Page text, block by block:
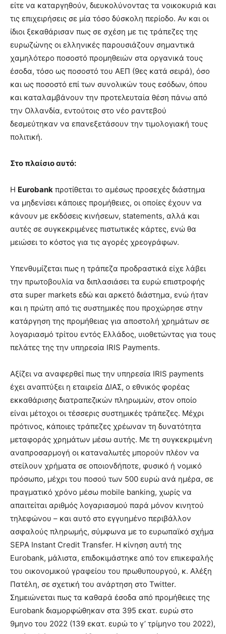
pornhun
hd
porn
είτε να καταργηθούν, διευκολύνοντας τα νοικοκυριά και
τις επιχειρήσεις σε μία τόσο δύσκολη περίοδο. Αν και οι
ίδιοι ξεκαθάρισαν πως σε σχέση με τις τράπεζες της
ευρωζώνης οι ελληνικές παρουσιάζουν σημαντικά
χαμηλότερο ποσοστό προμηθειών στα οργανικά τους
έσοδα, τόσο ως ποσοστό του ΑΕΠ (9ες κατά σειρά), όσο
και ως ποσοστό επί των συνολικών τους εσόδων, όπου
και καταλαμβάνουν την προτελευταία θέση πάνω από
την Ολλανδία, εντούτοις στο νέο ραντεβού
δεσμεύτηκαν να επανεξετάσουν την τιμολογιακή τους
πολιτική.
Στο πλαίσιο αυτό:
Η Eurobank προτίθεται το αμέσως προσεχές διάστημα
να μηδενίσει κάποιες προμήθειες, οι οποίες έχουν να
κάνουν με εκδόσεις κινήσεων, statements, αλλά και
αυτές σε συγκεκριμένες πιστωτικές κάρτες, ενώ θα
μειώσει το κόστος για τις αγορές χρεογράφων.
Υπενθυμίζεται πως η τράπεζα προδραστικά είχε λάβει
την πρωτοβουλία να διπλασιάσει τα ευρώ επιστροφής
στα super markets εδώ και αρκετό διάστημα, ενώ ήταν
και η πρώτη από τις συστημικές που προχώρησε στην
κατάργηση της προμήθειας για αποστολή χρημάτων σε
λογαριασμό τρίτου εντός Ελλάδος, υιοθετώντας για τους
πελάτες της την υπηρεσία IRIS Payments.
Αξίζει να αναφερθεί πως την υπηρεσία IRIS payments
έχει αναπτύξει η εταιρεία ΔΙΑΣ, ο εθνικός φορέας
εκκαθάρισης διατραπεζικών πληρωμών, στον οποίο
είναι μέτοχοι οι τέσσερις συστημικές τράπεζες. Μέχρι
πρότινος, κάποιες τράπεζες χρέωναν τη δυνατότητα
μεταφοράς χρημάτων μέσω αυτής. Με τη συγκεκριμένη
αναπροσαρμογή οι καταναλωτές μπορούν πλέον να
στείλουν χρήματα σε οποιονδήποτε, φυσικό ή νομικό
πρόσωπο, μέχρι του ποσού των 500 ευρώ ανά ημέρα, σε
πραγματικό χρόνο μέσω mobile banking, χωρίς να
απαιτείται αριθμός λογαριασμού παρά μόνον κινητού
τηλεφώνου – και αυτό στο εγγυημένο περιβάλλον
ασφαλούς πληρωμής, σύμφωνα με το ευρωπαϊκό σχήμα
SEPA Instant Credit Transfer. Η κίνηση αυτή της
Eurobank, μάλιστα, επιδοκιμάστηκε από τον επικεφαλής
του οικονομικού γραφείου του πρωθυπουργού, κ. Αλέξη
Πατέλη, σε σχετική του ανάρτηση στο Twitter.
Σημειώνεται πως τα καθαρά έσοδα από προμήθειες της
Eurobank διαμορφώθηκαν στα 395 εκατ. ευρώ στο
9μηνο του 2022 (139 εκατ. ευρώ το γ’ τρίμηνο του 2022),